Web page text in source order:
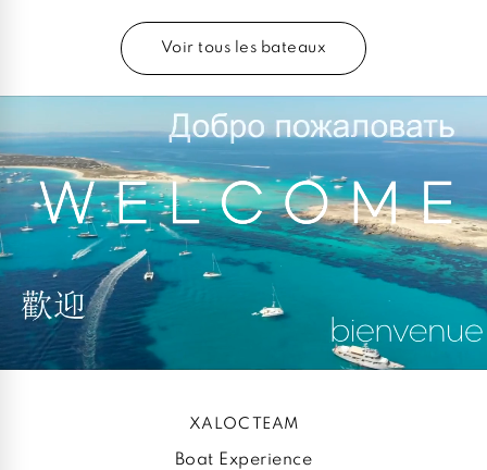
Voir tous les bateaux
XALOC TEAM
Boat Experience